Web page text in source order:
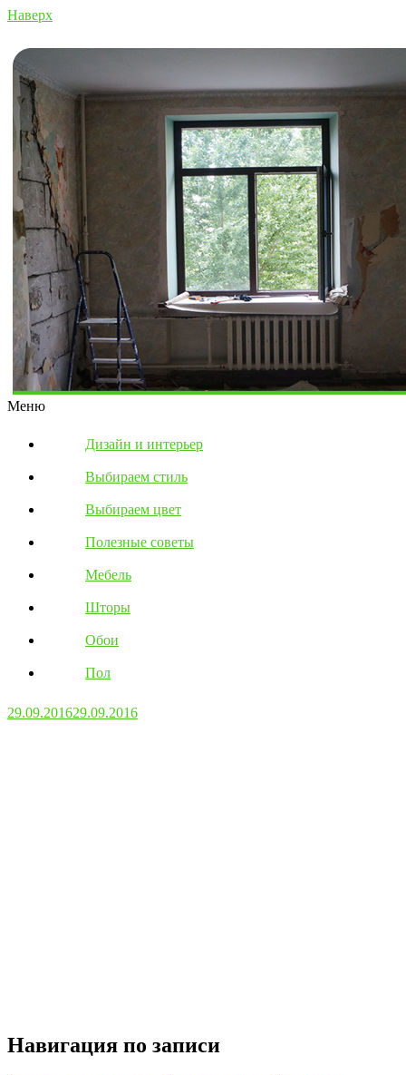
Наверх
Меню
Дизайн и интерьер
Выбираем стиль
Выбираем цвет
Полезные советы
Мебель
Шторы
Обои
Пол
29.09.201629.09.2016
Навигация по записи